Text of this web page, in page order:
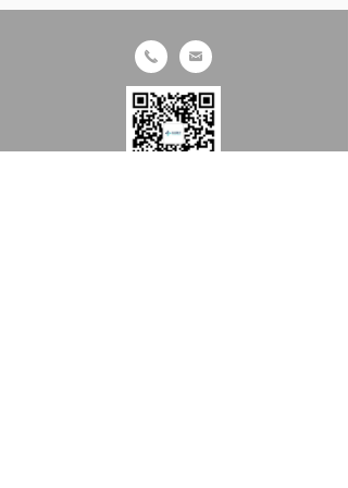
끅 낂